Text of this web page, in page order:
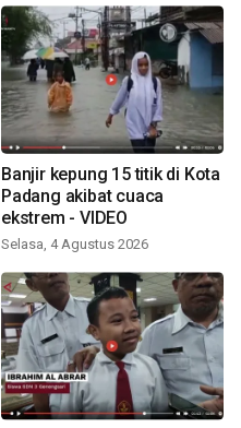
Banjir kepung 15 titik di Kota
Padang akibat cuaca
ekstrem - VIDEO
Selasa, 4 Agustus 2026